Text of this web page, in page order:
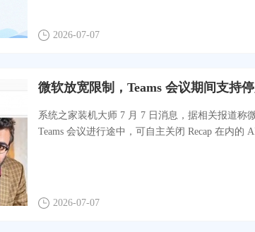
2026-07-07
微软放宽限制，Teams 会议期间支持
系统之家装机大师 7 月 7 日消息，据相关报道称
Teams 会议进行途中，可自主关闭 Recap 在内的
2026-07-07